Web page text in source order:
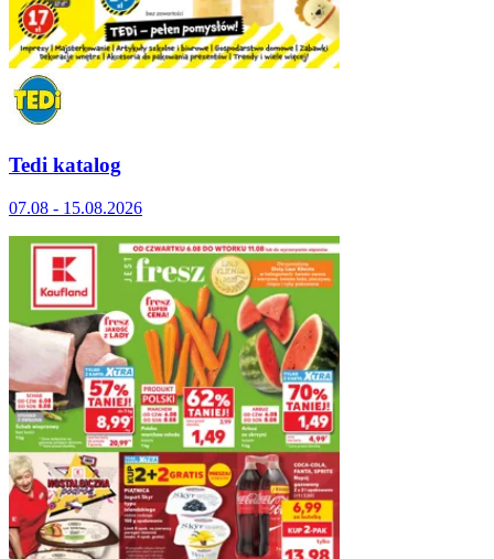
Tedi katalog
07.08 - 15.08.2026